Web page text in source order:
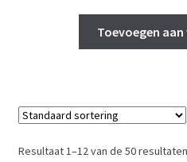
€
Toevoegen
Resultaat 1–12 van de 50